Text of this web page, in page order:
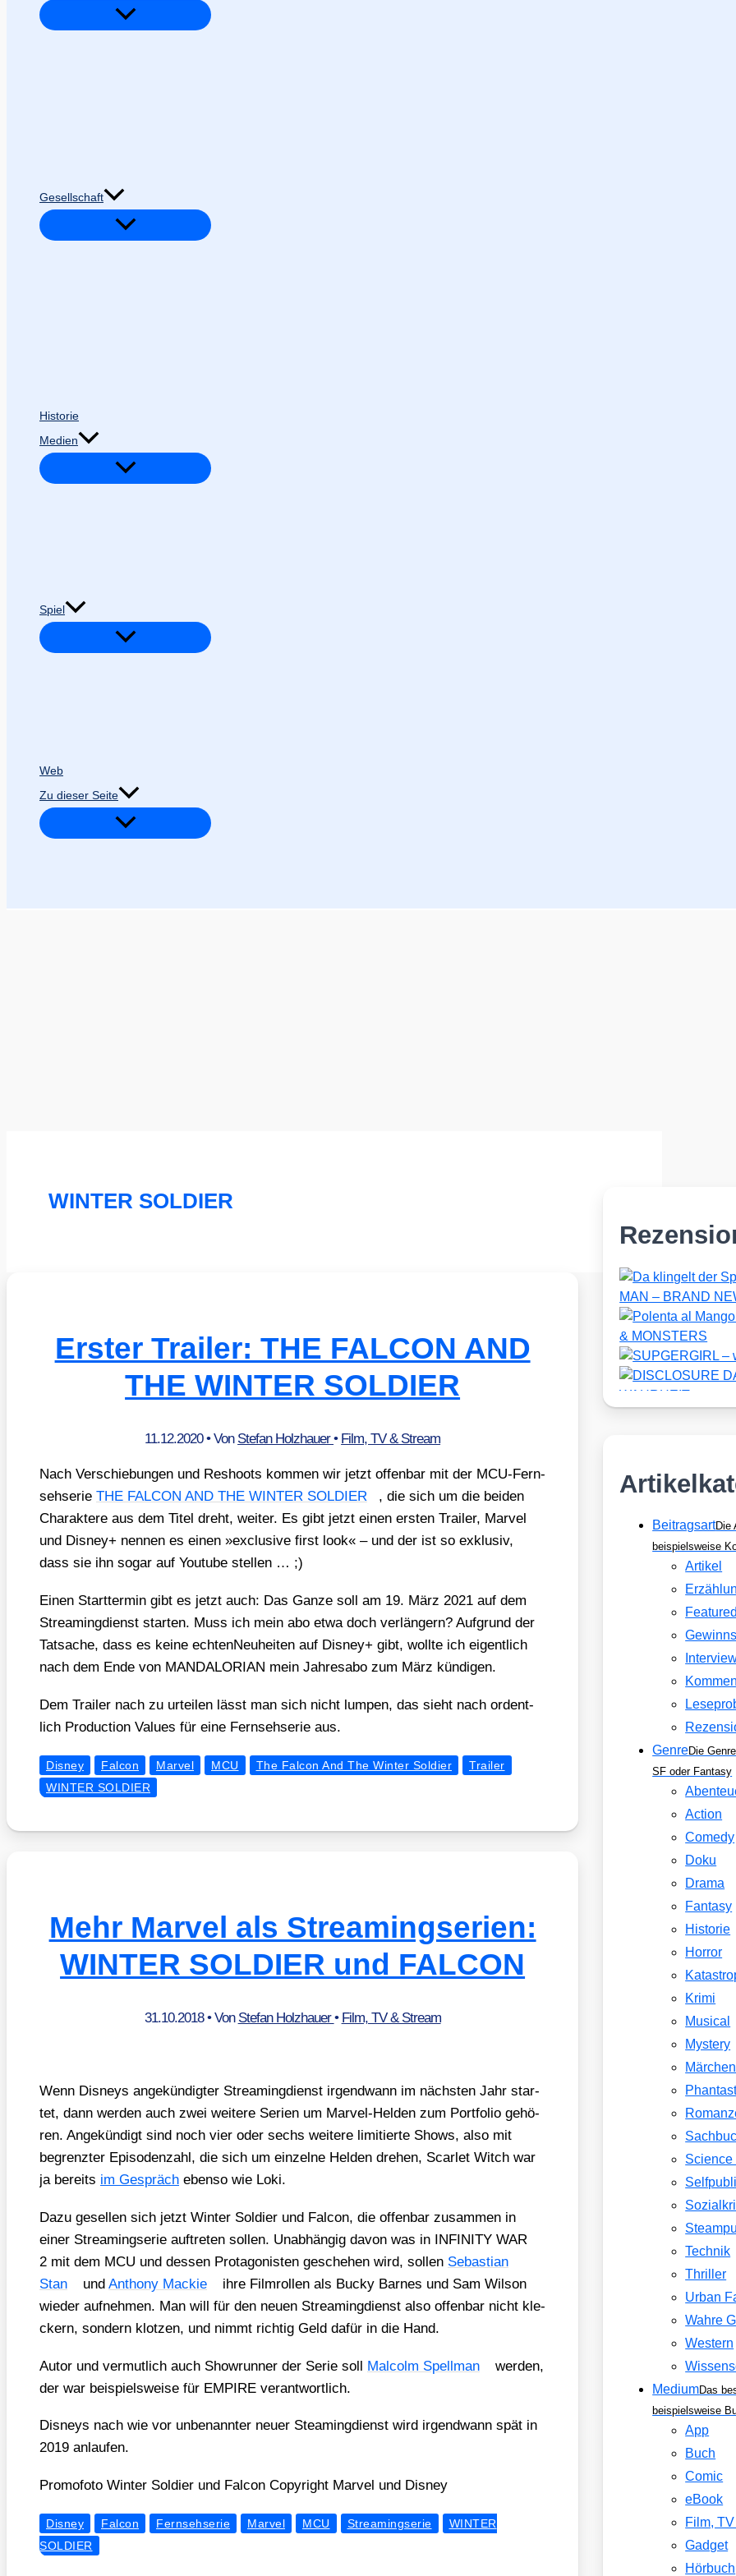
Gesellschaft
Historie
Medien
Spiel
Web
Zu dieser Seite
WINTER SOLDIER
Erster Trailer: THE FALCON AND
THE WINTER SOLDIER
11.12.2020• Von Stefan Holzhauer• Film, TV & Stream
Nach Ver­schie­bun­gen und Reshoots kom­men wir jetzt offen­bar mit der MCU-Fern­
seh­se­rie THE FALCON AND THE WINTER SOLDIER
, die sich um die bei­den
Cha­rak­te­re aus dem Titel dreht, wei­ter. Es gibt jetzt einen ers­ten Trai­ler, Mar­vel
und Dis­ney+ nen­nen es einen »exclu­si­ve first look« – und der ist so exklu­siv,
dass sie ihn sogar auf You­tube stel­len … ;)
Einen Start­ter­min gibt es jetzt auch: Das Gan­ze soll am 19. März 2021 auf dem
Strea­ming­dienst star­ten. Muss ich mein abo etwa doch ver­län­gern? Auf­grund der
Tat­sa­che, dass es kei­ne ech­ten­Neu­hei­ten auf Dis­ney+ gibt, woll­te ich eigent­lich
nach dem Ende von MANDALORIAN mein Jah­res­abo zum März kün­di­gen.
Dem Trai­ler nach zu urtei­len lässt man sich nicht lum­pen, das sieht nach ordent­
lich Pro­duc­tion Values für eine Fern­seh­se­rie aus.
Disney Falcon Marvel MCU The Falcon And The Winter Soldier
Trailer
WINTER SOLDIER
Mehr Marvel als Streamingserien:
WINTER SOLDIER und FALCON
31.10.2018• Von Stefan Holzhauer• Film, TV & Stream
Wenn Dis­neys ange­kün­dig­ter Strea­ming­dienst irgend­wann im nächs­ten Jahr star­
tet, dann wer­den auch zwei wei­te­re Seri­en um Mar­vel-Hel­den zum Port­fo­lio gehö­
ren. Ange­kün­digt sind noch vier oder sechs wei­te­re limi­tier­te Shows, also mit
begrenz­ter Epi­so­den­zahl, die sich um ein­zel­ne Hel­den dre­hen, Scar­let Witch war
ja bereits im Gespräch eben­so wie Loki.
Dazu gesel­len sich jetzt Win­ter Sol­dier und Fal­con, die offen­bar zusam­men in
einer Strea­ming­se­rie auf­tre­ten sol­len. Unab­hän­gig davon was in INFINITY WAR
2 mit dem MCU und des­sen Prot­ago­nis­ten gesche­hen wird, sol­len Sebas­ti­an
Stan
und Antho­ny Mackie
ihre Film­rol­len als Bucky Bar­nes und Sam Wil­son
wie­der auf­neh­men. Man will für den neu­en Strea­ming­dienst also offen­bar nicht kle­
ckern, son­dern klot­zen, und nimmt rich­tig Geld dafür in die Hand.
Autor und ver­mut­lich auch Show­run­ner der Serie soll Mal­colm Spell­man
wer­den,
der war bei­spiels­wei­se für EMPIRE ver­ant­wort­lich.
Dis­neys nach wie vor unbe­nann­ter neu­er Steam­ing­dienst wird irgend­wann spät in
2019 anlau­fen.
Pro­mo­fo­to Win­ter Sol­dier und Fal­con Copy­right Mar­vel und Dis­ney
Disney Falcon Fernsehserie Marvel MCU Streamingserie
WINTER
SOLDIER
BeitragsartDie
beispielsweise
Artikel
GenreDie
SF oder Fantasy
Action
Comedy
Doku
Drama
Fantasy
Historie
Horror
Krimi
Musical
Mystery
Märchen
Science
Technik
Thriller
Urban
Wahre
Western
MediumDas
beispielsweise
App
Buch
Comic
eBook
Film,
Gadget
Hörbuch